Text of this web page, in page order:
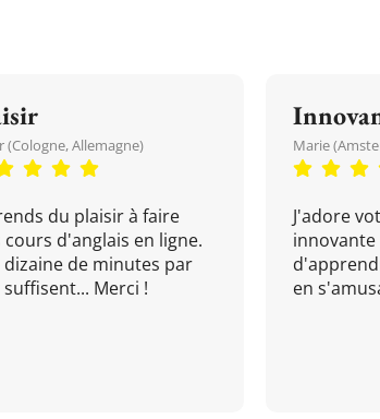
(Cologne, Allemagne)
du plaisir à faire
cours d'anglais en ligne.
dizaine de minutes par
Merci !
Marie
J'adore
en